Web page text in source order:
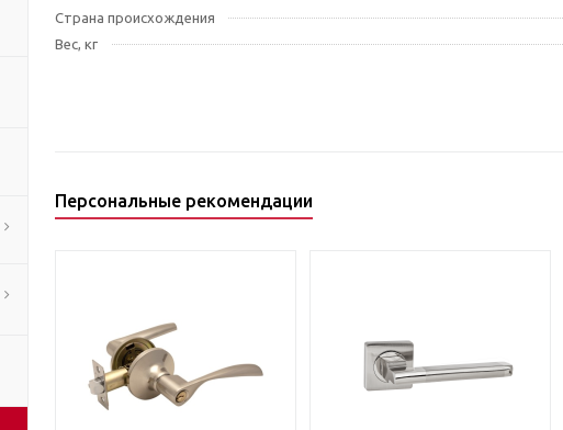
Страна происхождения
Вес, кг
Персональные рекомендации